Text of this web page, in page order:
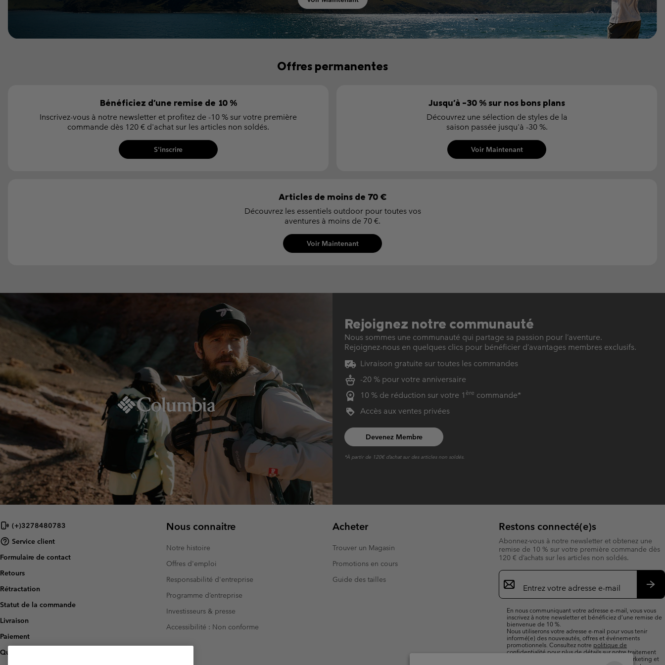
Offres permanentes
Bénéficiez d'une remise de 10 %
Inscrivez-vous à notre newsletter et profitez de -10 % sur votre première
commande dès 120 € d'achat sur les articles non soldés.
S'inscrire
Jusqu'à -30 % sur nos bons plans
Découvrez une sélection de styles de la
saison passée jusqu'à -30 %.
Voir Maintenant
Articles de moins de 70 €
Découvrez les essentiels outdoor pour toutes vos
aventures à moins de 70 €.
Voir Maintenant
Rejoignez notre communauté
Nous sommes une communauté qui partage sa passion pour l’aventure.
Rejoignez-nous en quelques clics pour bénéficier d’avantages membres exclusifs.
Livraison gratuite sur toutes les commandes
-20 % pour votre anniversaire
10 % de réduction sur votre 1 ère commande*
Accès aux ventes privées
Devenez Membre
*À partir de 120€ d’achat sur des articles non soldés.
(+)3278480783
Service client
Formulaire de contact
Retours
Rétractation
Statut de la commande
Livraison
Paiement
Questions fréquentes
Nous connaitre
Notre histoire
Offres d'emploi
Responsabilité d'entreprise
Programme d’entreprise
Investisseurs & presse
Accessibilité : Non conforme
Acheter
Trouver un Magasin
Promotions en cours
Guide des tailles
Restons connecté(e)s
Abonnez-vous à notre newsletter et obtenez une
remise de 10 % sur votre première commande dès
120 € d’achats sur les articles non soldés.
Inscription
par
e-
En nous communiquant votre adresse e-mail, vous vous
inscrivez à notre newsletter et bénéficiez d’une remise de
bienvenue de 10 %.
Nous utiliserons votre adresse e-mail pour vous tenir
informé(e) des nouveautés, offres et événements
promotionnels. Consultez notre politique de
confidentialitépour plus de détails sur notre traitement
des données vous concernant à des fins de marketing et